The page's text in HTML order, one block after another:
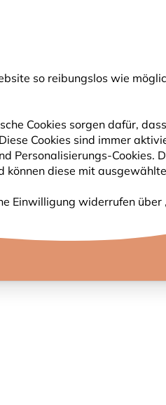
so reibungslos wie
Cookies sorgen dafür,
Cookies sind immer
Personalisierungs-
diese mit
Einwilligung widerrufen über
Suche
GARTENTIERE